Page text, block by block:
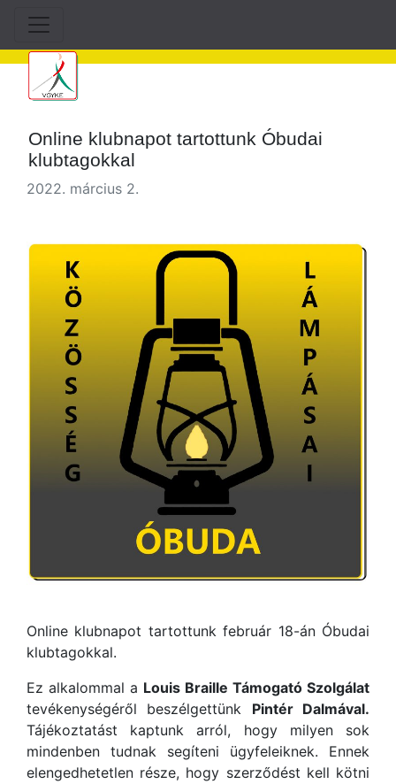
Online klubnapot tartottunk Óbudai
klubtagokkal
2022. március 2.
Online klubnapot tartottunk február 18-án Óbudai
klubtagokkal.
Ez alkalommal a Louis Braille Támogató Szolgálat
tevékenységéről beszélgettünk Pintér Dalmával.
Tájékoztatást kaptunk arról, hogy milyen sok
mindenben tudnak segíteni ügyfeleiknek. Ennek
elengedhetetlen része, hogy szerződést kell kötni